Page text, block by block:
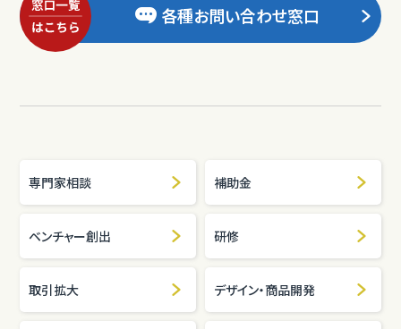
各種お問い合わせ窓口
専門家相談 補助金
ベンチャー創出 研修
取引拡大 デザイン・商品開発